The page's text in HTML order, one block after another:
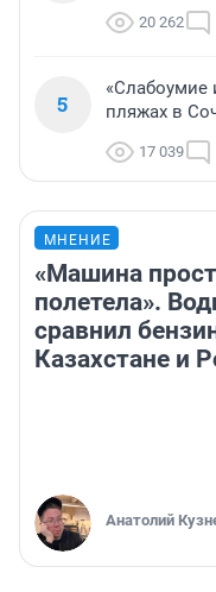
20 262
5
«Слабоумие
пляжах в
17 039
МНЕНИЕ
«Машина
полетела».
сравнил
Казахстане и
Анатолий